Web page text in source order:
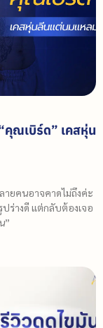
ณเบิร์ด” เคสหุ่น
ยคนอาจคาดไม่ถึงค่ะ
ร่างดี แต่กลับต้องเจอ
”